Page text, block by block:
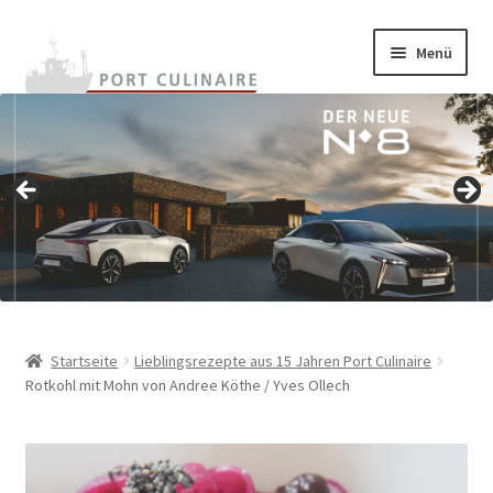
Navigation
springen
Zum
Inhalt
springen
Menü
Onlineshop
Warenkunde
Rezepte
Termine
Startseite
Lieblingsrezepte aus 15 Jahren Port Culinaire
Rotkohl mit Mohn von Andree Köthe / Yves Ollech